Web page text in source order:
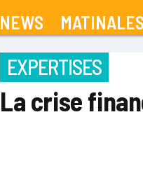
NEWS MATINALES
EXPERTISES
La crise